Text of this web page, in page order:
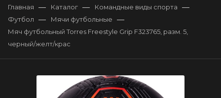
Главная — Каталог — Командные виды спорта —
Футбол — Мячи футбольные —
Мяч футбольный Torres Freestyle Grip F323765, разм. 5,
черный/желт/крас